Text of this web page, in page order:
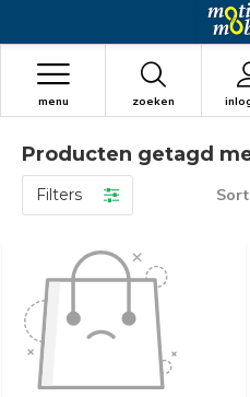
zoeken
menu
Producten getagd
Filters